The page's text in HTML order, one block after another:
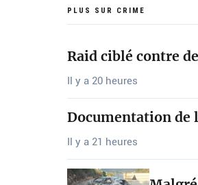
PLUS SUR CRIME
Raid ciblé contre
Il y a 20 heures
Documentation de
Il y a 21 heures